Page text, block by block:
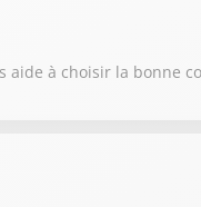
aide à choisir la bonne